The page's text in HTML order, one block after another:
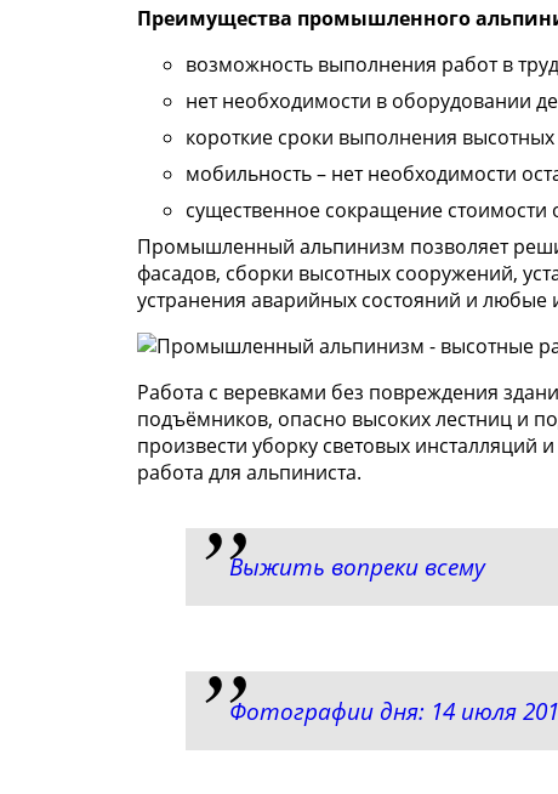
Преимущества промышленного
возможность выполнения работ в
нет необходимости в оборудовании
короткие сроки выполнения
мобильность – нет необходимости
существенное сокращение
Промышленный альпинизм позволяет
фасадов, сборки высотных сооружений,
устранения аварийных состояний и
Работа с веревками без повреждения
подъёмников, опасно высоких лестниц и
произвести уборку световых
работа для альпиниста.
Выжить вопреки всему
Фотографии дня: 14 июля